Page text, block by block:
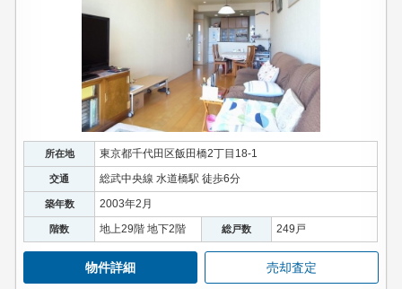
所在地 東京都千代田区飯田橋2丁目18-1
交通 総武中央線 水道橋駅 徒歩6分
築年数 2003年2月
階数 地上29階 地下2階 総戸数 249戸
物件詳細 売却査定